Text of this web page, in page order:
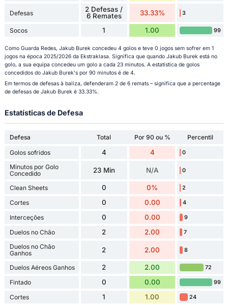
Defesas
2 Defesas /
6 Remates
33.33% 3
Socos 1 1.00 99
Como Guarda Redes, Jakub Burek concedeu 4 golos e teve 0 jogos sem sofrer em 1
jogos na época 2025/2026 da Ekstraklasa. Significa que quando Jakub Burek está no
golo, a sua equipa concedeu um golo a cada 23 minutos. A estatística de golos
concedidos do Jakub Burek's por 90 minutos é de 4.
Em termos de defesas à baliza, defenderam 2 de 6 remats – significa que a percentage
de defesas de Jakub Burek é 33.33%.
Estatísticas de Defesa
Defesa Total Por 90 ou %
Percentil
Golos sofridos
4 4 0
Minutos por Golo
Concedido
23 Min N/A 0
Clean Sheets 0 0% 2
Cortes 0 0.00 4
Interceções 0 0.00 9
Duelos no Chão 2 2.00 7
Duelos no Chão
Ganhos
2 2.00 8
Duelos Aéreos Ganhos 2 2.00 72
Fintado 0 0.00 99
Cortes 1 1.00 24